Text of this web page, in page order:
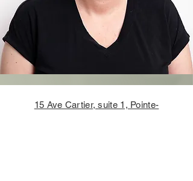
15 Ave Cartier, suite 1, Pointe-